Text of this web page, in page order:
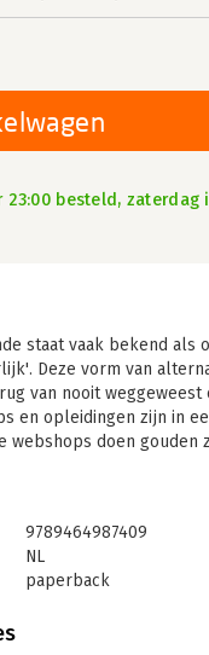
23:00 besteld, zaterdag
staat vaak bekend als
Deze vorm van
van nooit
en opleidingen zijn in
webshops doen gouden
promoten de
van
is ze zo populair
Hoe staan de overheid
9789464987409
NL
paperback